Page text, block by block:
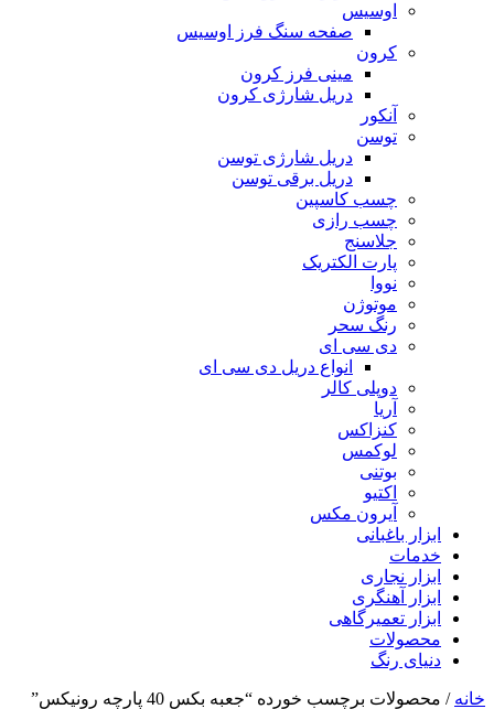
اوسیس
صفحه سنگ فرز اوسیس
کرون
مینی فرز کرون
دریل شارژی کرون
آنکور
توسن
دریل شارژی توسن
دریل برقی توسن
چسب کاسپین
چسب رازی
جلاسنج
پارت الکتریک
نووا
موتوژن
رنگ سحر
دی سی ای
انواع دریل دی سی ای
دوپلی کالر
آریا
کنزاکس
لوکمس
بوتنی
اکتیو
آیرون مکس
ابزار باغبانی
خدمات
ابزار نجاری
ابزار آهنگری
ابزار تعمیرگاهی
محصولات
دنیای رنگ
خانه / محصولات برچسب خورده “جعبه بکس 40 پارچه رونیکس”